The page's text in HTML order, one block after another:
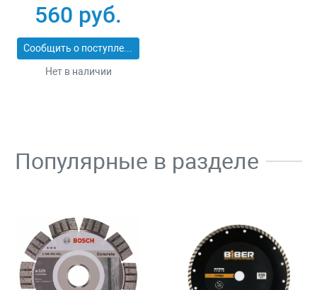
30
560 руб.
Сообщить о поступлении
Нет в наличии
Популярные в разделе